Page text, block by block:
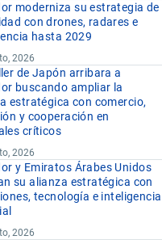
moderniza su estrategia de
con drones, radares e
hasta 2029
2026
de Japón arribara a
buscando ampliar la
estratégica con comercio,
y cooperación en
críticos
2026
y Emiratos Árabes Unidos
su alianza estratégica con
tecnología e inteligencia
2026